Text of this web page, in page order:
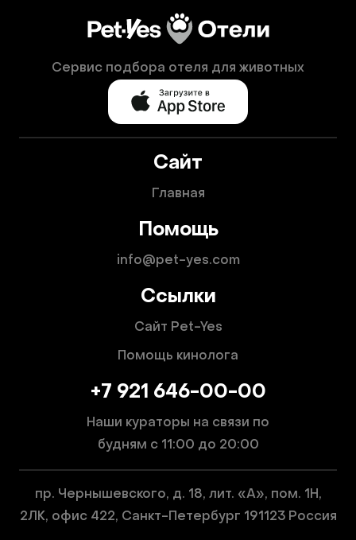
Сервис подбора отеля для животных
Сайт
Главная
Помощь
info@pet-yes.com
Ссылки
Сайт Pet-Yes
Помощь кинолога
+7 921 646-00-00
Наши кураторы на связи по
будням с 11:00 до 20:00
пр. Чернышевского, д. 18, лит. «А», пом. 1Н,
2ЛК, офис 422, Санкт-Петербург 191123 Россия